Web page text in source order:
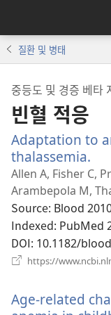
질환 및 병태
중등도 및 경증 베타
빈혈 적응
Adaptation to
thalassemia.
로
운
창
열
기)
Allen A, Fisher C,
Arambepola M,
Source‎: Blood
Indexed‎: PubMed
DOI‎: 10.1182/
https://
Age-related